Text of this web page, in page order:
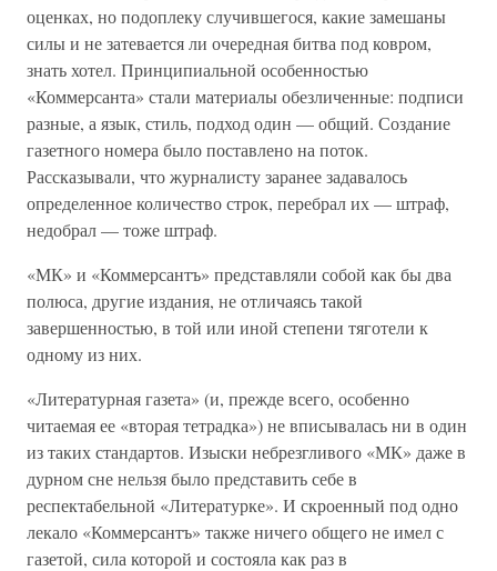
оценках, но подоплеку случившегося, какие замешаны
силы и не затевается ли очередная битва под ковром,
знать хотел. Принципиальной особенностью
«Коммерсанта» стали материалы обезличенные: подписи
разные, а язык, стиль, подход один — общий. Создание
газетного номера было поставлено на поток.
Рассказывали, что журналисту заранее задавалось
определенное количество строк, перебрал их — штраф,
недобрал — тоже штраф.
«МК» и «Коммерсантъ» представляли собой как бы два
полюса, другие издания, не отличаясь такой
завершенностью, в той или иной степени тяготели к
одному из них.
«Литературная газета» (и, прежде всего, особенно
читаемая ее «вторая тетрадка») не вписывалась ни в один
из таких стандартов. Изыски небрезгливого «МК» даже в
дурном сне нельзя было представить себе в
респектабельной «Литературке». И скроенный под одно
лекало «Коммерсантъ» также ничего общего не имел с
газетой, сила которой и состояла как раз в